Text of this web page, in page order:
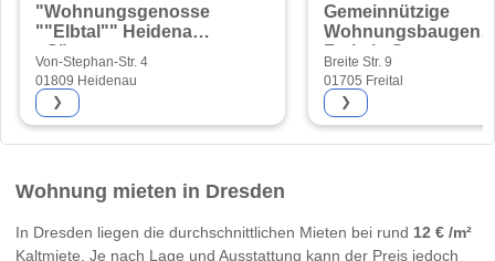
"Wohnungsgenossenschaft
""Elbtal"" Heidenau
eG"
Von-Stephan-Str. 4
01809 Heidenau
❯
Gemeinnützige
Freital eG
Breite Str. 9
01705 Freital
❯
Wohnung mieten in Dresden
In Dresden liegen die durchschnittlichen Mieten bei rund 12 € /m²
Kaltmiete. Je nach Lage und Ausstattung kann der Preis jedoch